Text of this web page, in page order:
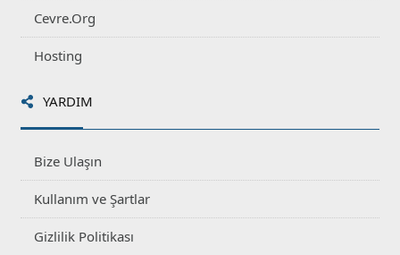
Cevre.Org
Hosting
YARDIM
Bize Ulaşın
Kullanım ve Şartlar
Gizlilik Politikası